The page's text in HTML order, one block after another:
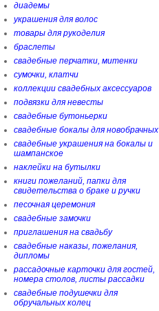
диадемы
украшения для волос
товары для рукоделия
браслеты
свадебные перчатки, митенки
сумочки, клатчи
коллекции свадебных аксессуаров
подвязки для невесты
свадебные бутоньерки
свадебные бокалы для новобрачных
свадебные украшения на бокалы и
шампанское
наклейки на бутылки
книги пожеланий, папки для
свидетельства о браке и ручки
песочная церемония
свадебные замочки
приглашения на свадьбу
свадебные наказы, пожелания,
дипломы
рассадочные карточки для гостей,
номера столов, листы рассадки
свадебные подушечки для
обручальных колец